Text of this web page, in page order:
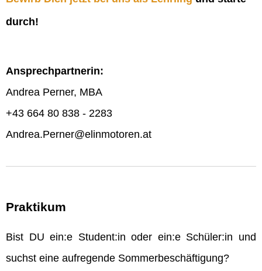
durch!
Ansprechpartnerin:
Andrea Perner, MBA
+43 664 80 838 - 2283
Andrea.Perner@elinmotoren.at
Praktikum
Bist DU ein:e Student:in oder ein:e Schüler:in und
suchst eine aufregende Sommerbeschäftigung?